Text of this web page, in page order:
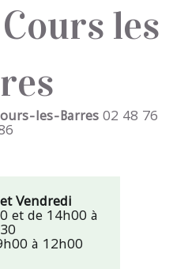
les
les-Barres 02 48 76
Vendredi
et de 14h00 à
à 12h00